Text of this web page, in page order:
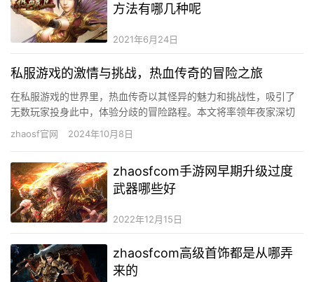
方法有哪几种呢
2021年6月24日
私服游戏的激情与挑战，热血传奇的冒险之旅
在私服游戏的世界里，热血传奇以其怪异的魅力和挑战性，吸引了
无数玩家投身此中，体验分歧的冒险路程。本文将率领年夜家深切
领会热血传奇私服发布站的相干信息，摸索这个布满豪情的游戏世
zhaosf官网 2024年10月8日
zhaosfcom手游网早期升级过度
武器哪些好
2022年12月15日
zhaosfcom高级首饰都是从哪弄
来的